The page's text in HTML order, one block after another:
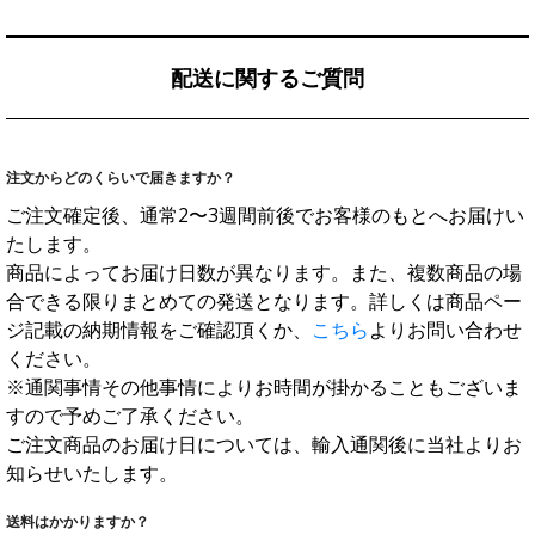
配送に関するご質問
注文からどのくらいで届きますか？
ご注文確定後、通常2〜3週間前後でお客様のもとへお届けい
たします。
商品によってお届け日数が異なります。また、複数商品の場
合できる限りまとめての発送となります。詳しくは商品ペー
ジ記載の納期情報をご確認頂くか、 こちらよりお問い合わせ
ください。
※通関事情その他事情によりお時間が掛かることもございま
すので予めご了承ください。
ご注文商品のお届け日については、輸入通関後に当社よりお
知らせいたします。
送料はかかりますか？